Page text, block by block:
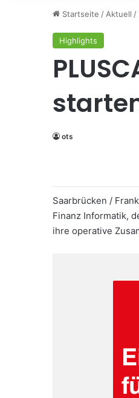
Startseite / Aktuell /
Highlights
ots
Saarbrücken /
Finanz Informatik,
ihre operative